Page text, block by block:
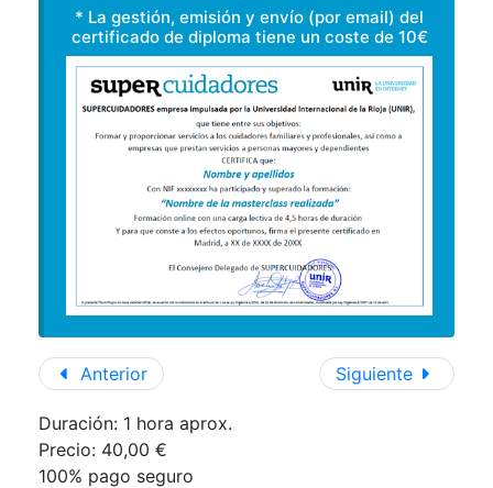
* La gestión, emisión y envío (por email) del
certificado de diploma tiene un coste de 10€
Anterior Siguiente
Duración: 1 hora aprox.
Precio: 40,00 €
100% pago seguro